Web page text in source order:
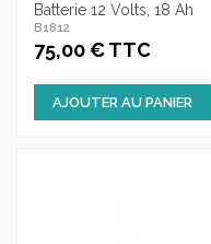
Batterie 12 Volts, 18 Ah
B1812
75,00 € TTC
AJOUTER AU PANIER